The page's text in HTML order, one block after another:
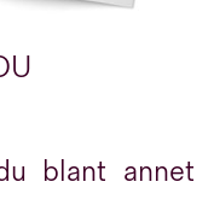
blant annet